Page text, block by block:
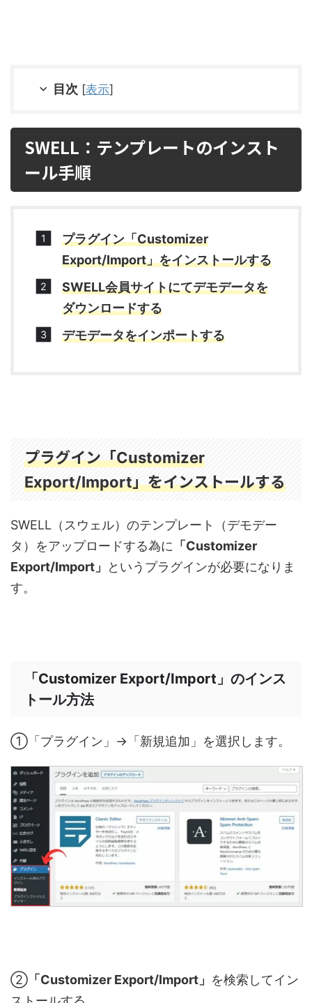
目次 [表示]
SWELL：テンプレートのインスト
ール手順
プラグイン「Customizer
Export/Import」をインストールする
SWELL会員サイトにてデモデータを
ダウンロードする
デモデータをインポートする
プラグイン「Customizer
Export/Import」をインストールする
SWELL（スウェル）のテンプレート（デモデー
タ）をアップロードする為に 「Customizer
Export/Import」
というプラグインが必要になりま
す。
「Customizer Export/Import」 のインス
トール方法
①「プラグイン」→「新規追加」を選択します。
② 「Customizer Export/Import」 を検索してイン